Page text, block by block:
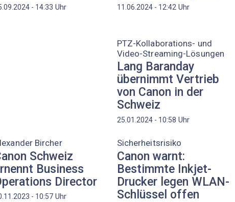
- 14:33 Uhr 11.06.2024 - 12:42Uhr
PTZ-Kollaborations- und
Video-Streaming-Lösungen
Lang Baranday
übernimmt Vertrieb
von Canon in der
Schweiz
25.01.2024 - 10:58 Uhr
Bircher
Schweiz
Business
Director
- 10:57 Uhr
Sicherheitsrisiko
Canon warnt:
Bestimmte Inkjet-
Drucker legen WLAN-
Schlüssel offen